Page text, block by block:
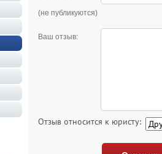
(не публикуются)
Ваш отзыв:
Отзыв относится к юристу: